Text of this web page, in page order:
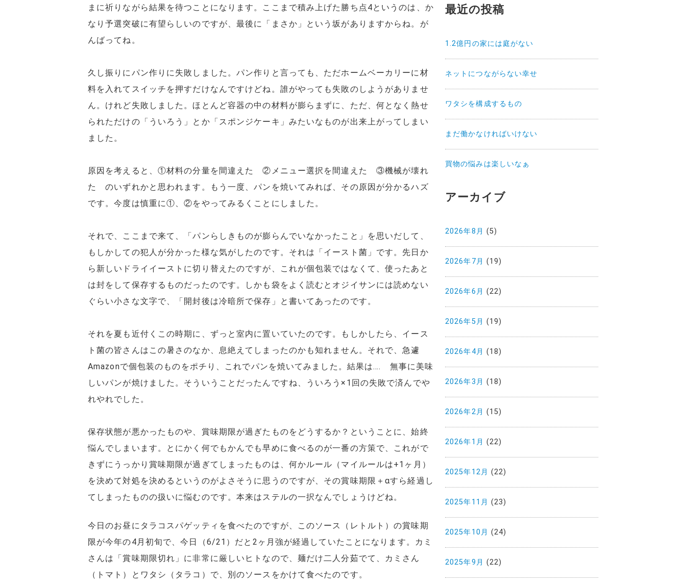
まに祈りながら結果を待つことになります。ここまで積み上げた勝ち点4というのは、か
なり予選突破に有望らしいのですが、最後に「まさか」という坂がありますからね。が
んばってね。
久し振りにパン作りに失敗しました。パン作りと言っても、ただホームベーカリーに材
料を入れてスイッチを押すだけなんですけどね。誰がやっても失敗のしようがありませ
ん。けれど失敗しました。ほとんど容器の中の材料が膨らまずに、ただ、何となく熱せ
られただけの「ういろう」とか「スポンジケーキ」みたいなものが出来上がってしまい
ました。
原因を考えると、①材料の分量を間違えた ②メニュー選択を間違えた ③機械が壊れ
た のいずれかと思われます。もう一度、パンを焼いてみれば、その原因が分かるハズ
です。今度は慎重に①、②をやってみるくことにしました。
それで、ここまで来て、「パンらしきものが膨らんでいなかったこと」を思いだして、
もしかしての犯人が分かった様な気がしたのです。それは「イースト菌」です。先日か
ら新しいドライイーストに切り替えたのですが、これが個包装ではなくて、使ったあと
は封をして保存するものだったのです。しかも袋をよく読むとオジイサンには読めない
ぐらい小さな文字で、「開封後は冷暗所で保存」と書いてあったのです。
それを夏も近付くこの時期に、ずっと室内に置いていたのです。もしかしたら、イース
ト菌の皆さんはこの暑さのなか、息絶えてしまったのかも知れません。それで、急遽
Amazonで個包装のものをポチり、これでパンを焼いてみました。結果は…. 無事に美味
しいパンが焼けました。そういうことだったんですね、ういろう×1回の失敗で済んでや
れやれでした。
保存状態が悪かったものや、賞味期限が過ぎたものをどうするか？ということに、始終
悩んでしまいます。とにかく何でもかんでも早めに食べるのが一番の方策で、これがで
きずにうっかり賞味期限が過ぎてしまったものは、何かルール（マイルールは+1ヶ月）
を決めて対処を決めるというのがよさそうに思うのですが、その賞味期限＋αすら経過し
てしまったものの扱いに悩むのです。本来はステルの一択なんでしょうけどね。
今日のお昼にタラコスパゲッティを食べたのですが、このソース（レトルト）の賞味期
限が今年の4月初旬で、今日（6/21）だと2ヶ月強が経過していたことになります。カミ
さんは「賞味期限切れ」に非常に厳しいヒトなので、麺だけ二人分茹でて、カミさん
（トマト）とワタシ（タラコ）で、別のソースをかけて食べたのです。
最近の投稿
1.2億円の家には庭がない
ネットにつながらない幸せ
ワタシを構成するもの
まだ働かなければいけない
買物の悩みは楽しいなぁ
アーカイブ
2026年8月 (5)
2026年7月 (19)
2026年6月 (22)
2026年5月 (19)
2026年4月 (18)
2026年3月 (18)
2026年2月 (15)
2026年1月 (22)
2025年12月 (22)
2025年11月 (23)
2025年10月 (24)
2025年9月 (22)